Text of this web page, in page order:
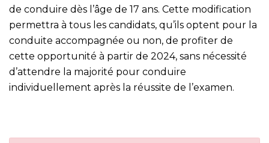
de conduire dès l’âge de 17 ans. Cette modification
permettra à tous les candidats, qu’ils optent pour la
conduite accompagnée ou non, de profiter de
cette opportunité à partir de 2024, sans nécessité
d’attendre la majorité pour conduire
individuellement après la réussite de l’examen.